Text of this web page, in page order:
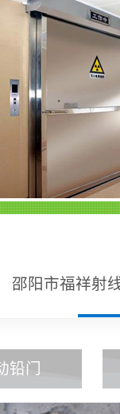
邵阳市福祥射
铅门